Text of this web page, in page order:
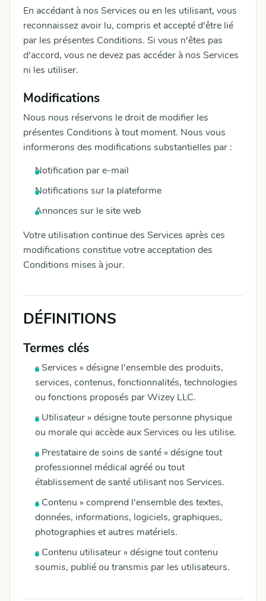
En accédant à nos Services ou en les utilisant, vous
reconnaissez avoir lu, compris et accepté d'être lié
par les présentes Conditions. Si vous n'êtes pas
d'accord, vous ne devez pas accéder à nos Services
ni les utiliser.
Modifications
Nous nous réservons le droit de modifier les
présentes Conditions à tout moment. Nous vous
informerons des modifications substantielles par :
Notification par e-mail
Notifications sur la plateforme
Annonces sur le site web
Votre utilisation continue des Services après ces
modifications constitue votre acceptation des
Conditions mises à jour.
DÉFINITIONS
Termes clés
« Services » désigne l'ensemble des produits,
services, contenus, fonctionnalités, technologies
ou fonctions proposés par Wizey LLC.
« Utilisateur » désigne toute personne physique
ou morale qui accède aux Services ou les utilise.
« Prestataire de soins de santé » désigne tout
professionnel médical agréé ou tout
établissement de santé utilisant nos Services.
« Contenu » comprend l'ensemble des textes,
données, informations, logiciels, graphiques,
photographies et autres matériels.
« Contenu utilisateur » désigne tout contenu
soumis, publié ou transmis par les utilisateurs.